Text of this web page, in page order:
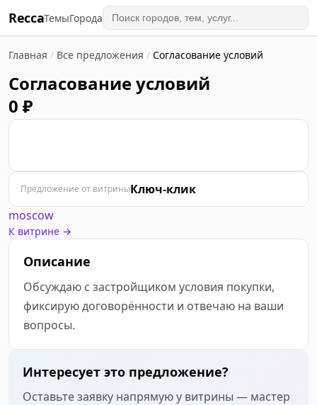
ReccaТемыГорода
Главная / Все предложения / Согласование условий
Согласование условий
0 ₽
Предложение от витриныКлюч-клик
moscow
К витрине →
Описание
Обсуждаю с застройщиком условия покупки,
фиксирую договорённости и отвечаю на ваши
вопросы.
Интересует это предложение?
Оставьте заявку напрямую у витрины — мастер